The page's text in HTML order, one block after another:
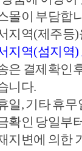
몰이 부담합
지역(제주등
지역(섬지역
은 결제확인
니다.
일, 기타 휴
확인 당일부
지변에 의한